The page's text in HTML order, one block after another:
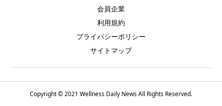
会員企業
利用規約
プライバシーポリシー
サイトマップ
Copyright © 2021 Wellness Daily News All Rights Reserved.